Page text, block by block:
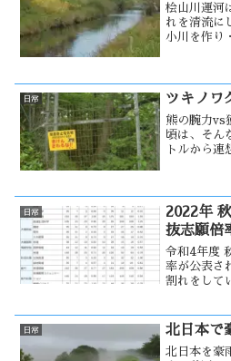
桧山川運河
れを清流に
小川を作り
の木を植
と思うが、
日常 ツキノワ
熊の腕力vs
頃は、そん
トルから連
較です。
になってい
日常
2022年
抜志願倍
令和4年度
率が公表さ
割れをして
り2ポイン
連続の様で
がっている
なっている
日常 北日本で
北日本を豪